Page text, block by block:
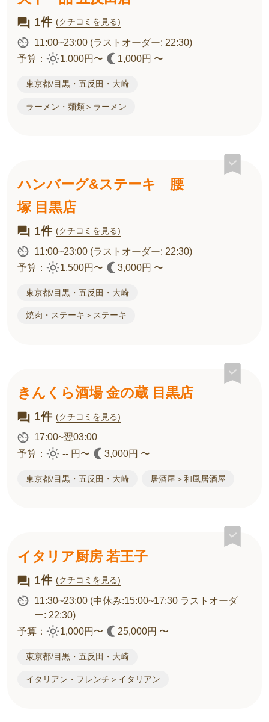
1件 (クチコミを見る)
11:00~23:00 (ラストオーダー: 22:30)
予算：
1,000円〜 1,000円 〜
東京都/目黒・五反田・大崎
ラーメン・麺類＞ラーメン
ハンバーグ&ステーキ 腰
塚 目黒店
1件 (クチコミを見る)
11:00~23:00 (ラストオーダー: 22:30)
予算：
1,500円〜 3,000円 〜
東京都/目黒・五反田・大崎
焼肉・ステーキ＞ステーキ
きんくら酒場 金の蔵 目黒店
1件 (クチコミを見る)
17:00~翌03:00
予算：
-- 円〜 3,000円 〜
東京都/目黒・五反田・大崎 居酒屋＞和風居酒屋
イタリア厨房 若王子
1件 (クチコミを見る)
11:30~23:00 (中休み:15:00~17:30 ラストオーダ
ー: 22:30)
予算：
1,000円〜 25,000円 〜
東京都/目黒・五反田・大崎
イタリアン・フレンチ＞イタリアン